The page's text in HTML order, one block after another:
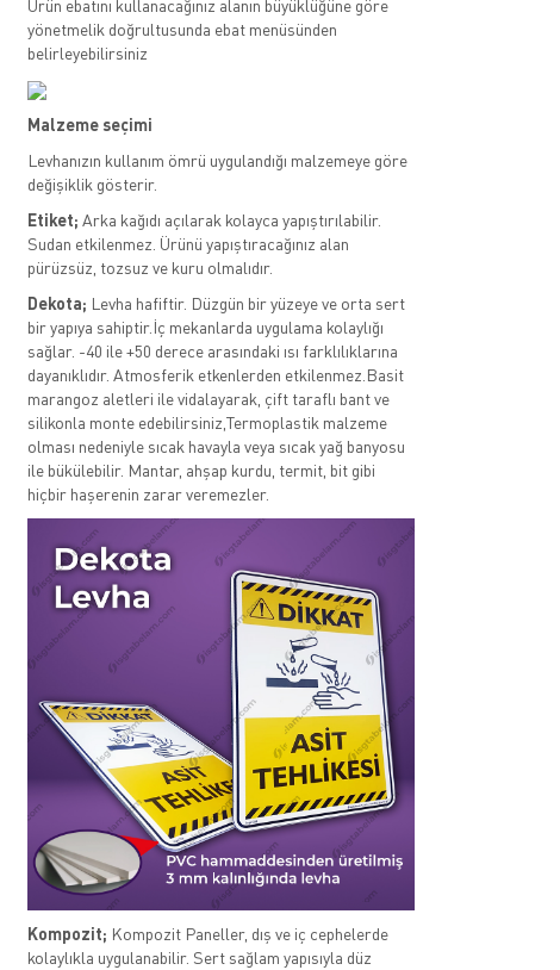
Ürün ebatını kullanacağınız alanın büyüklüğüne göre
yönetmelik doğrultusunda ebat menüsünden
belirleyebilirsiniz
Malzeme seçimi
Levhanızın kullanım ömrü uygulandığı malzemeye göre
değişiklik gösterir.
Etiket; Arka kağıdı açılarak kolayca yapıştırılabilir.
Sudan etkilenmez. Ürünü yapıştıracağınız alan
pürüzsüz, tozsuz ve kuru olmalıdır.
Dekota; Levha hafiftir. Düzgün bir yüzeye ve orta sert
bir yapıya sahiptir.İç mekanlarda uygulama kolaylığı
sağlar. -40 ile +50 derece arasındaki ısı farklılıklarına
dayanıklıdır. Atmosferik etkenlerden etkilenmez.Basit
marangoz aletleri ile vidalayarak, çift taraflı bant ve
silikonla monte edebilirsiniz,Termoplastik malzeme
olması nedeniyle sıcak havayla veya sıcak yağ banyosu
ile bükülebilir. Mantar, ahşap kurdu, termit, bit gibi
hiçbir haşerenin zarar veremezler.
Kompozit; Kompozit Paneller, dış ve iç cephelerde
kolaylıkla uygulanabilir. Sert sağlam yapısıyla düz